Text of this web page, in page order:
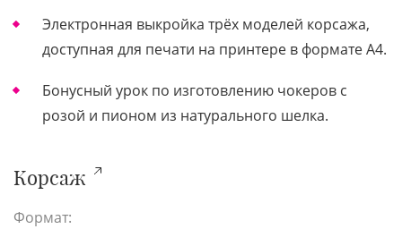
Электронная выкройка трёх моделей корсажа,
доступная для печати на принтере в формате А4.
Бонусный урок по изготовлению чокеров с
розой и пионом из натурального шелка.
Корсаж
Формат: